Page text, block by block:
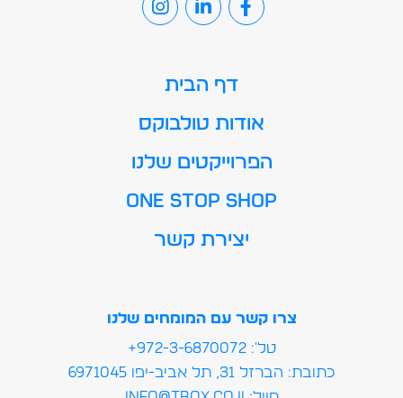
צרו קשר עם המומחים שלנו
טל': 972-3-6870072+
כתובת: הברזל 31, תל אביב-יפו 6971045
דף הבית
אודות טולבוקס
הפרוייקטים שלנו
ONE STOP SHOP
יצירת קשר